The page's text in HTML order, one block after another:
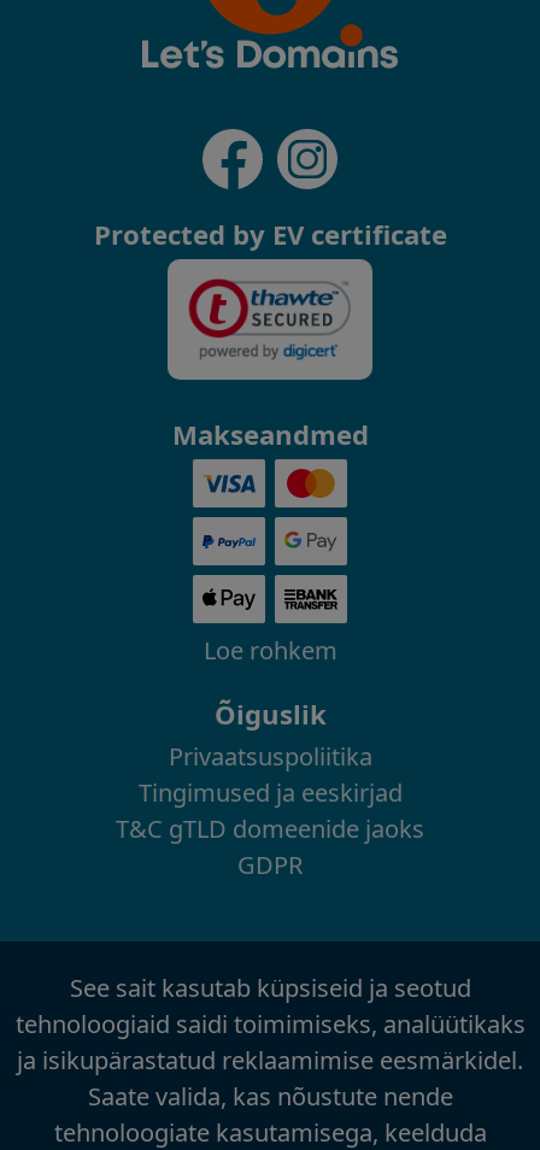
Protected by EV certificate
Makseandmed
Loe rohkem
Õiguslik
Privaatsuspoliitika
Tingimused ja eeskirjad
T&C gTLD domeenide jaoks
GDPR
See sait kasutab küpsiseid ja seotud
tehnoloogiaid saidi toimimiseks, analüütikaks
ja isikupärastatud reklaamimise eesmärkidel.
Saate valida, kas nõustute nende
tehnoloogiate kasutamisega, keelduda